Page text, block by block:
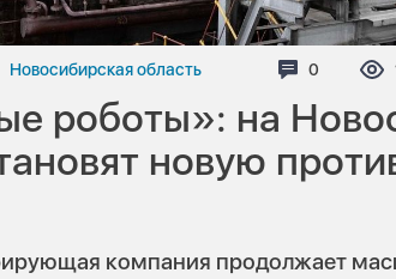
Новосибирская область 0
роботы»: на
новую
компания продолжает